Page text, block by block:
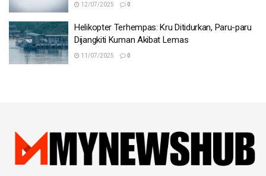
12/07/2025 0
Helikopter Terhempas: Kru Ditidurkan, Paru-paru
Dijangkiti Kuman Akibat Lemas
11/07/2025 0